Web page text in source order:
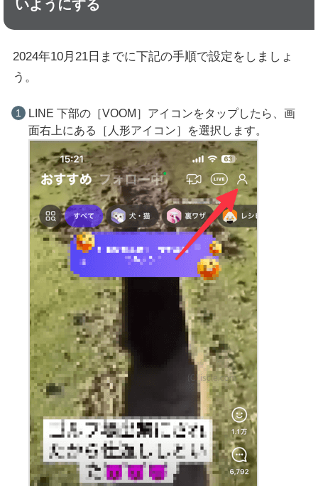
いようにする
2024年10月21日までに下記の手順で設定をしましょ
う。
LINE 下部の［VOOM］アイコンをタップしたら、画
面右上にある［人形アイコン］を選択します。